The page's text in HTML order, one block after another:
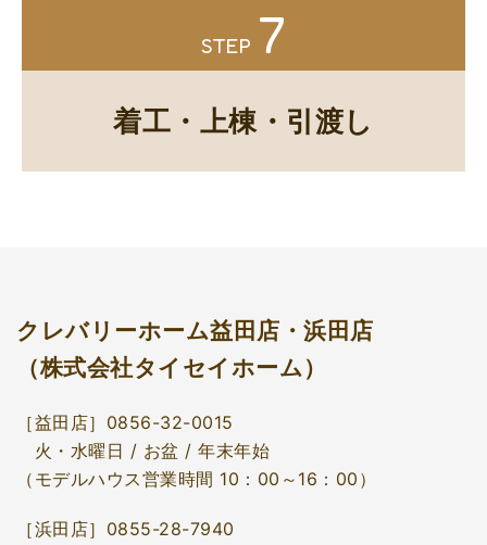
STEP 7
着工・上棟・引渡し
クレバリーホーム益田店・浜田店
（株式会社タイセイホーム）
［益田店］0856-32-0015
火・水曜日 / お盆 / 年末年始
（モデルハウス営業時間 10：00～16：00）
［浜田店］0855-28-7940